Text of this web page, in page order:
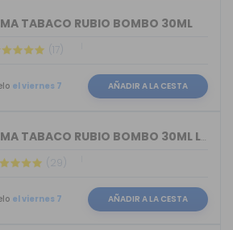
TABACO RUBIO BOMBO 30ML
(17)
el viernes 7 AÑADIR A LA CESTA
AROMA TABACO RUBIO BOMBO 30ML LONGFILL
(29)
el viernes 7 AÑADIR A LA CESTA